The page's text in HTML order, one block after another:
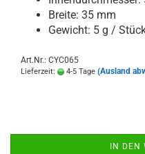
Breite: 35 mm
Gewicht: 5 g /
Art.Nr.: CYC065
Lieferzeit: 4-5 Tage (Ausland
IN DEN